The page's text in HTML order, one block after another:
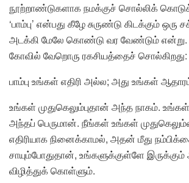
நூற்றாண்டுகளாக நமக்குச் சொல்லிக்
‘பாம்பு’ என்பது கீழே சுருண்டு கிடக்கும்
அடக்கி மேலே கொண்டு வர வேண்டும்
கோவில் வேறொரு ரகசியத்தைச் சொல்கிறது:
பாம்பு உங்கள் எதிரி அல்ல; அது உங்கள்
உங்கள் முதுகெலும்புதான் அந்த நாகம். உங்கள்
அந்தப் பெருமான். நீங்கள் உங்கள்
எதிரியாக நினைக்காமல், அதன் மீது
சாயும்போதுதான், உங்களுக்குள்ளே இருக்கும்
விழித்துக் கொள்ளும்.